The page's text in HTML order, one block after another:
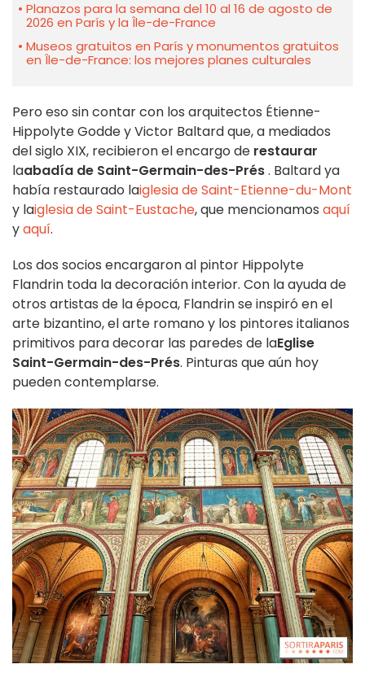
Planazos para la semana del 10 al 16 de agosto de
2026 en París y la Île-de-France
Museos gratuitos en París y monumentos gratuitos
en Île-de-France: los mejores planes culturales
Pero eso sin contar con los arquitectos Étienne-
Hippolyte Godde y Victor Baltard que, a mediados
del siglo XIX, recibieron el encargo de restaurar
laabadía de Saint-Germain-des-Prés. Baltard ya
había restaurado laiglesia de Saint-Etienne-du-Mont
y laiglesia de Saint-Eustache, que mencionamos aquí
yaquí.
Los dos socios encargaron al pintor Hippolyte
Flandrin toda la decoración interior. Con la ayuda de
otros artistas de la época, Flandrin se inspiró en el
arte bizantino, el arte romano y los pintores italianos
primitivos para decorar las paredes de laEglise
Saint-Germain-des-Prés. Pinturas que aún hoy
pueden contemplarse.